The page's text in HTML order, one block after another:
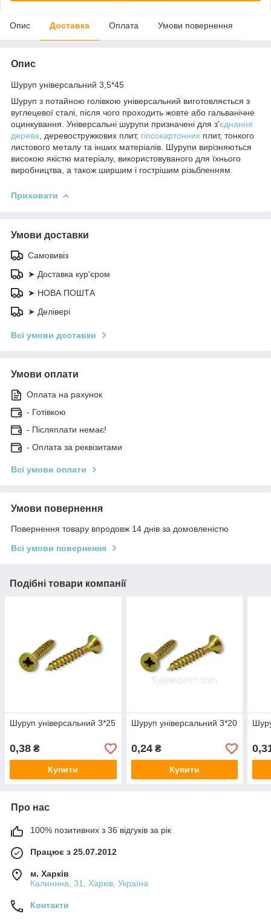
Опис Доставка Оплата Умови повернення
Опис
Шуруп універсальний 3,5*45
Шуруп з потайною голівкою універсальний виготовляється з
вуглецевої сталі, після чого проходить жовте або гальванічне
оцинкування. Універсальні шурупи призначені для з'єднання
дерева , деревостружкових плит, гіпсокартонних плит, тонкого
листового металу та інших матеріалів. Шурупи вирізняються
високою якістю матеріалу, використовуваного для їхнього
виробництва, а також ширшим і гострішим різьбленням.
Приховати
Умови доставки
Самовивіз
➤ Доставка кур'єром
➤ НОВА ПОШТА
➤ Делівері
Всі умови доставки
Умови оплати
Оплата на рахунок
- Готівкою
- Післяплати немає!
- Оплата за реквізитами
Всі умови оплати
Умови повернення
Повернення товару впродовж 14 днів за домовленістю
Всі умови повернення
Подібні товари компанії
Шуруп універсальний 3*25
0,38 ₴
Купити
Шуруп універсальний 3*20
0,24₴
Купити
Про нас
100% позитивних з 36 відгуків за рік
Працює з 25.07.2012
м. Харків
Калинина, 31, Харків, Україна
Контакти